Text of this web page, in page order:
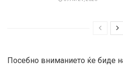
Посебно вниманието ќе биде